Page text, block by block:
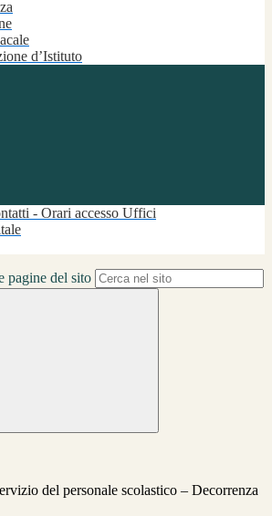
d’Istituto
- Orari accesso Uffici
pagine del sito
del personale scolastico – Decorrenza